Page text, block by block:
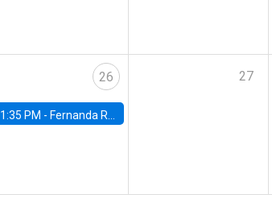
26
1:35 PM - Fernanda Rojas Ampuero, University of Wisconsin-Madison
27